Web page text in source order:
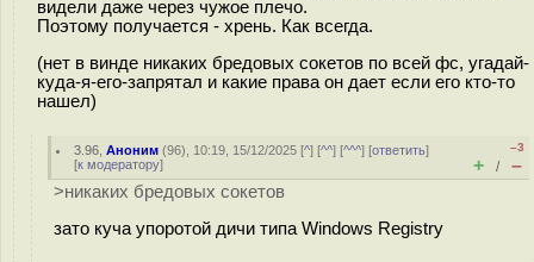
видели даже через чужое плечо.
Поэтому получается - хрень. Как всегда.
(нет в винде никаких бредовых сокетов по всей фс, угадай-
куда-я-его-запрятал и какие права он дает если его кто-то
нашел)
3.96 ,Аноним (96), 10:19, 15/12/2025 [^] [^^] [^^^] [ответить]
[к модератору]
–3
+ / –
>никаких бредовых сокетов
зато куча упоротой дичи типа Windows Registry